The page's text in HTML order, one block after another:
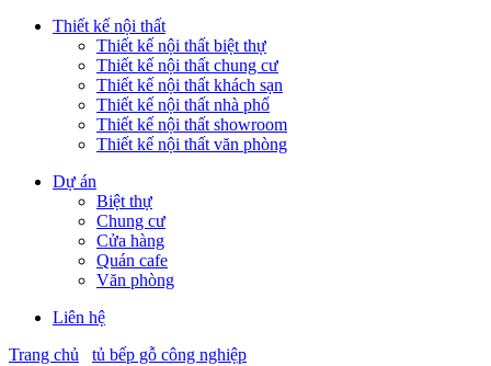
Thiết kế nội thất
Thiết kế nội thất biệt thự
Thiết kế nội thất chung cư
Thiết kế nội thất khách sạn
Thiết kế nội thất nhà phố
Thiết kế nội thất showroom
Thiết kế nội thất văn phòng
Dự án
Biệt thự
Chung cư
Cửa hàng
Quán cafe
Văn phòng
Liên hệ
Trang chủ
tủ bếp gỗ công nghiệp